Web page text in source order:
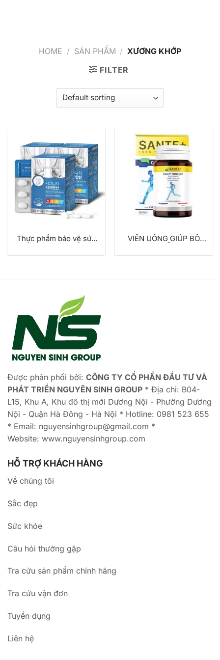
HOME / SẢN PHẨM / XƯƠNG KHỚP
FILTER
Thực phẩm bảo vệ sức
HEALTH (Hộp/ 5 vỉ x 6
VIÊN UỐNG GIÚP BỔ
KHỚP CARTI’ PROTECT
Được phân phối bởi: CÔNG TY CỔ PHẦN ĐẦU TƯ VÀ
PHÁT TRIỂN NGUYÊN SINH GROUP * Địa chỉ: B04-
L15, Khu A, Khu đô thị mới Dương Nội - Phường Dương
Nội - Quận Hà Đông - Hà Nội * Hotline: 0981 523 655
* Email: nguyensinhgroup@gmail.com *
Website: www.nguyensinhgroup.com
HỖ TRỢ KHÁCH HÀNG
Về chúng tôi
Sắc đẹp
Sức khỏe
Câu hỏi thường gặp
Tra cứu sản phẩm chính hãng
Tra cứu vận đơn
Tuyển dụng
Liên hệ